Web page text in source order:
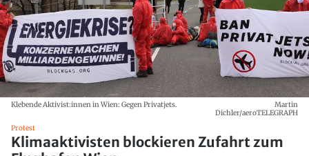
Klebende Aktivist:innen in Wien: Gegen Privatjets.
Martin
Dichler/aeroTELEGRAPH
Protest
Klimaaktivisten blockieren Zufahrt zum